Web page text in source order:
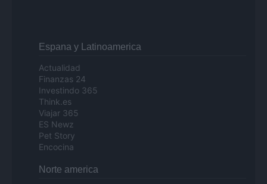
Espana y Latinoamerica
Actualidad
Finanzas 24
Investindo 365
Think.es
Viajar 365
ES Newz
Pet Story
Encocina
Norte america